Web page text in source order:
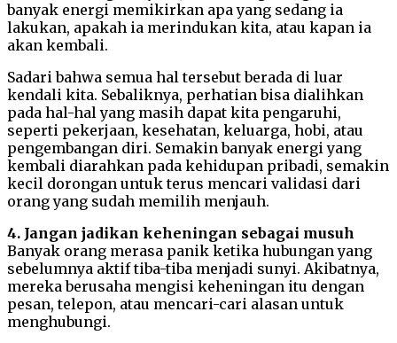
banyak energi memikirkan apa yang sedang ia
lakukan, apakah ia merindukan kita, atau kapan ia
akan kembali.
Sadari bahwa semua hal tersebut berada di luar
kendali kita. Sebaliknya, perhatian bisa dialihkan
pada hal-hal yang masih dapat kita pengaruhi,
seperti pekerjaan, kesehatan, keluarga, hobi, atau
pengembangan diri. Semakin banyak energi yang
kembali diarahkan pada kehidupan pribadi, semakin
kecil dorongan untuk terus mencari validasi dari
orang yang sudah memilih menjauh.
4. Jangan jadikan keheningan sebagai musuh
Banyak orang merasa panik ketika hubungan yang
sebelumnya aktif tiba-tiba menjadi sunyi. Akibatnya,
mereka berusaha mengisi keheningan itu dengan
pesan, telepon, atau mencari-cari alasan untuk
menghubungi.